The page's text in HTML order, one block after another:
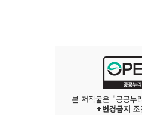
본 저작물은 "공공누
+변경금지